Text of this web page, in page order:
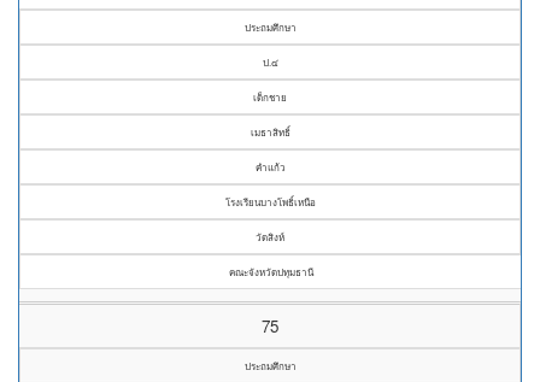
ประถมศึกษา
ป.๔
เด็กชาย
เมธาสิทธิ์
คำแก้ว
โรงเรียนบางโพธิ์เหนือ
วัดสิงห์
คณะจังหวัดปทุมธานี
75
ประถมศึกษา